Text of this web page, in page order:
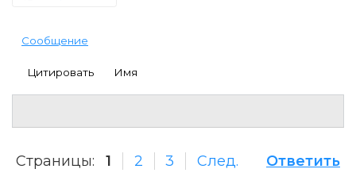
Сообщение
Цитировать Имя
Страницы: 1 2 3 След. Ответить